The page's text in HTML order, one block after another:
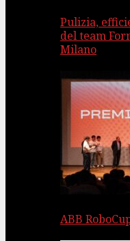
Pulizia,
del team
Milano
ABB